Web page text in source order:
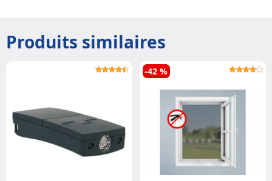
Produits similaires
-42 %